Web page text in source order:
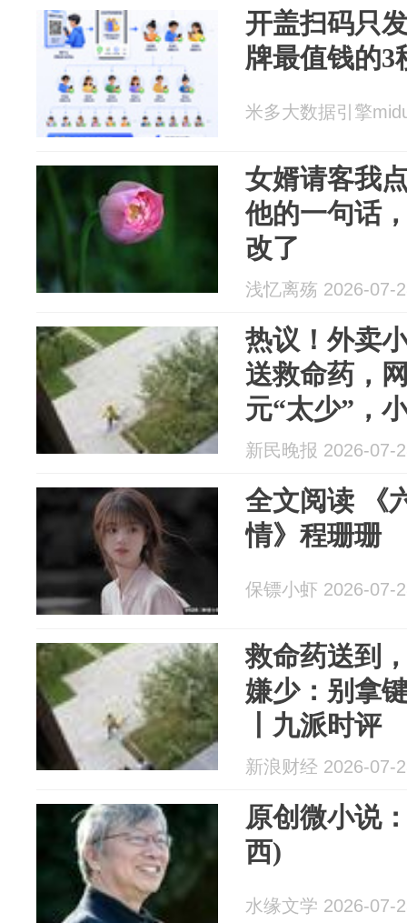
开盖扫码只
牌最值钱的3
米多大数据引擎
女婿请客我
他的一句话
改了
浅忆离殇 2026-07-
热议！外卖
送救命药，
元“太少”，
新民晚报 2026-07-
全文阅读 《
情》程珊珊
保镖小虾 2026-07-
救命药送到
嫌少：别拿
丨九派时评
新浪财经 2026-07-
原创微小说
西)
水缘文学 2026-07-